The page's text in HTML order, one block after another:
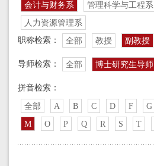
会计与财务系
管理科学与工程系
人力资源管理系
职称检索：
全部 教授 副教授
导师检索： 全部 博士研究生导师
拼音检索：
全部 A B C D F G
M
O P Q R S T